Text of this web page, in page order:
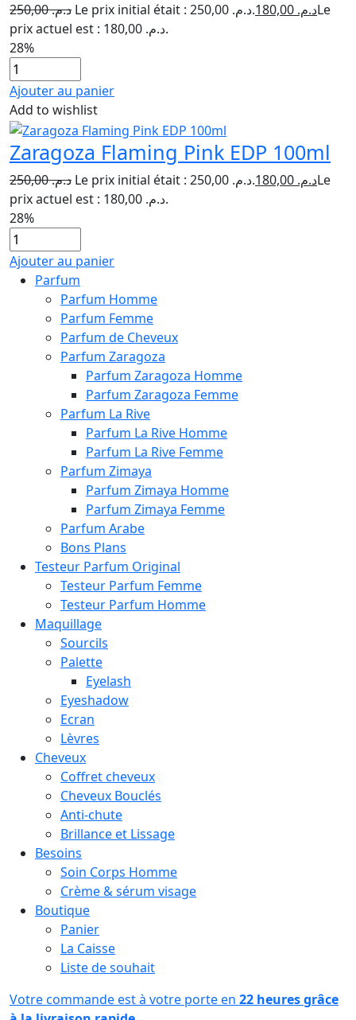
د.م.250,00 Le prix initial était : د.م. 250,00. د.م.Le
prix actuel est : د.م. 180,00.
28%
Ajouter au panier
Add to wishlist
Zaragoza Flaming Pink EDP 100ml
د.م.250,00 Le prix initial était : د.م. 250,00. د.م.Le
prix actuel est : د.م. 180,00.
28%
Ajouter au panier
Parfum
Parfum Homme
Parfum Femme
Parfum de Cheveux
Parfum Zaragoza
Parfum Zaragoza Homme
Parfum Zaragoza Femme
Parfum La Rive
Parfum La Rive Homme
Parfum La Rive Femme
Parfum Zimaya
Parfum Zimaya Homme
Parfum Zimaya Femme
Parfum Arabe
Bons Plans
Testeur Parfum Original
Testeur Parfum Femme
Testeur Parfum Homme
Maquillage
Sourcils
Palette
Eyelash
Eyeshadow
Ecran
Lèvres
Cheveux
Coffret cheveux
Cheveux Bouclés
Anti-chute
Brillance et Lissage
Besoins
Soin Corps Homme
Crème & sérum visage
Boutique
Panier
La Caisse
Liste de souhait
Votre commande est à votre porte en 22 heures grâce